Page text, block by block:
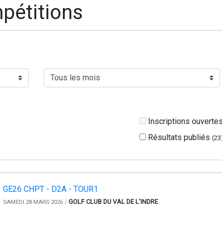
Inscriptions ouvertes
Résultats publiés (23
GE26 CHPT - D2A - TOUR1
SAMEDI 28 MARS 2026 / GOLF CLUB DU VAL DE L'INDRE